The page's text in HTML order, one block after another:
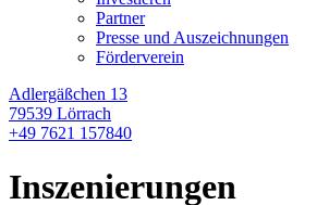
Partner
Presse und Auszeichnungen
Förderverein
Adlergäßchen 13
79539 Lörrach
+49 7621 157840
Inszenierungen